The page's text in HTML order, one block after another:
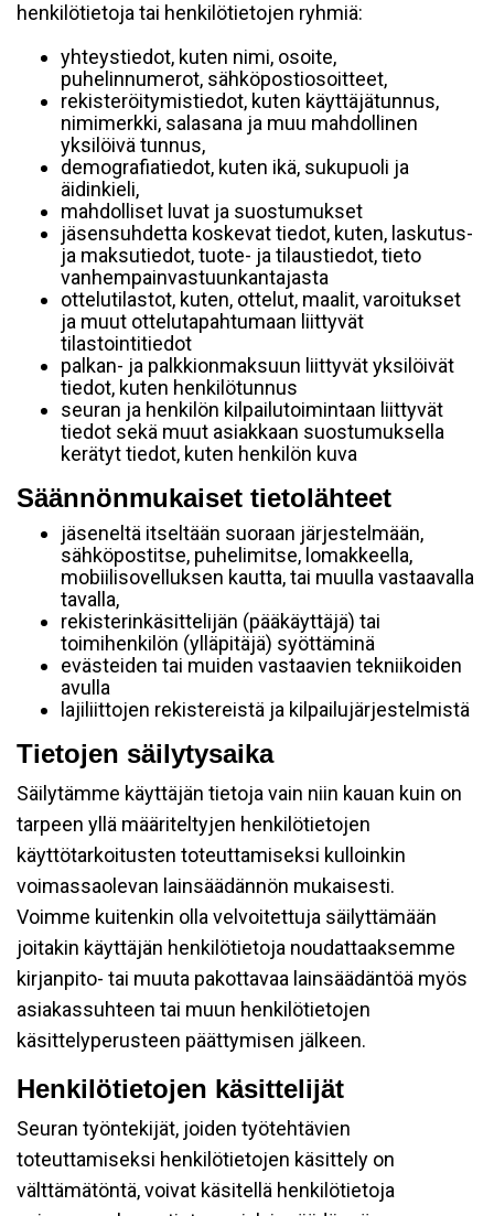
henkilötietoja tai henkilötietojen ryhmiä:
yhteystiedot, kuten nimi, osoite,
puhelinnumerot, sähköpostiosoitteet,
rekisteröitymistiedot, kuten käyttäjätunnus,
nimimerkki, salasana ja muu mahdollinen
yksilöivä tunnus,
demografiatiedot, kuten ikä, sukupuoli ja
äidinkieli,
mahdolliset luvat ja suostumukset
jäsensuhdetta koskevat tiedot, kuten, laskutus-
ja maksutiedot, tuote- ja tilaustiedot, tieto
vanhempainvastuunkantajasta
ottelutilastot, kuten, ottelut, maalit, varoitukset
ja muut ottelutapahtumaan liittyvät
tilastointitiedot
palkan- ja palkkionmaksuun liittyvät yksilöivät
tiedot, kuten henkilötunnus
seuran ja henkilön kilpailutoimintaan liittyvät
tiedot sekä muut asiakkaan suostumuksella
kerätyt tiedot, kuten henkilön kuva
Säännönmukaiset tietolähteet
jäseneltä itseltään suoraan järjestelmään,
sähköpostitse, puhelimitse, lomakkeella,
mobiilisovelluksen kautta, tai muulla vastaavalla
tavalla,
rekisterinkäsittelijän (pääkäyttäjä) tai
toimihenkilön (ylläpitäjä) syöttäminä
evästeiden tai muiden vastaavien tekniikoiden
avulla
lajiliittojen rekistereistä ja kilpailujärjestelmistä
Tietojen säilytysaika
Säilytämme käyttäjän tietoja vain niin kauan kuin on
tarpeen yllä määriteltyjen henkilötietojen
käyttötarkoitusten toteuttamiseksi kulloinkin
voimassaolevan lainsäädännön mukaisesti.
Voimme kuitenkin olla velvoitettuja säilyttämään
joitakin käyttäjän henkilötietoja noudattaaksemme
kirjanpito- tai muuta pakottavaa lainsäädäntöä myös
asiakassuhteen tai muun henkilötietojen
käsittelyperusteen päättymisen jälkeen.
Henkilötietojen käsittelijät
Seuran työntekijät, joiden työtehtävien
toteuttamiseksi henkilötietojen käsittely on
välttämätöntä, voivat käsitellä henkilötietoja